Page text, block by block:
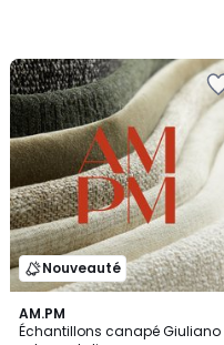
Nouveauté
AM.PM
Échantillons canapé Giuliano